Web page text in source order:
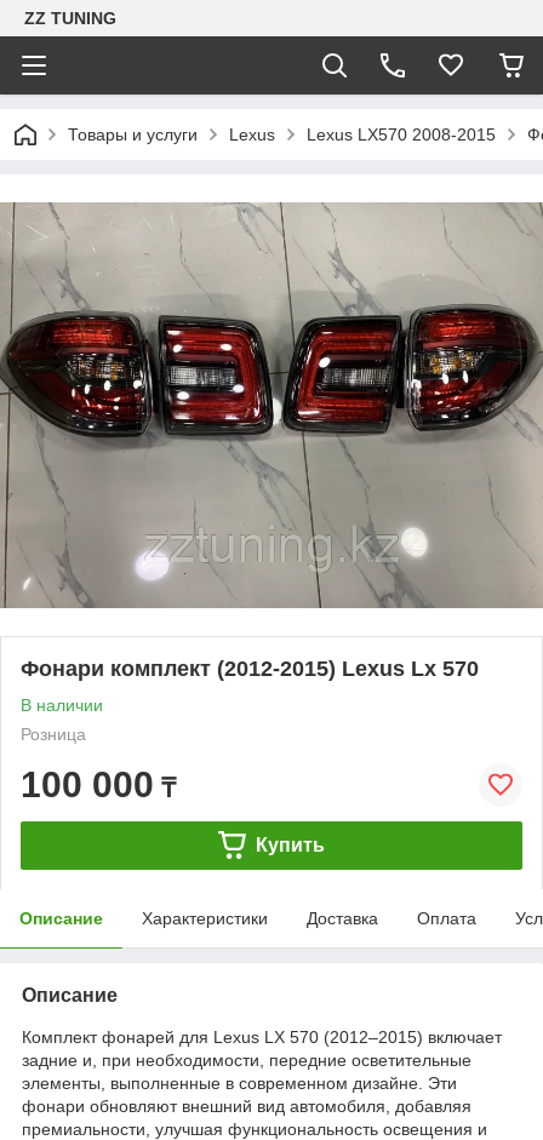
ZZ TUNING
Товары и услуги Lexus Lexus LX570 2008-2015
Фонари комплект (2012-2015) Lexus Lx 570
В наличии
Розница
100 000 ₸
Купить
Описание Характеристики Доставка Оплата
Описание
Комплект фонарей для Lexus LX 570 (2012–2015) включает
задние и, при необходимости, передние осветительные
элементы, выполненные в современном дизайне. Эти
фонари обновляют внешний вид автомобиля, добавляя
премиальности, улучшая функциональность освещения и